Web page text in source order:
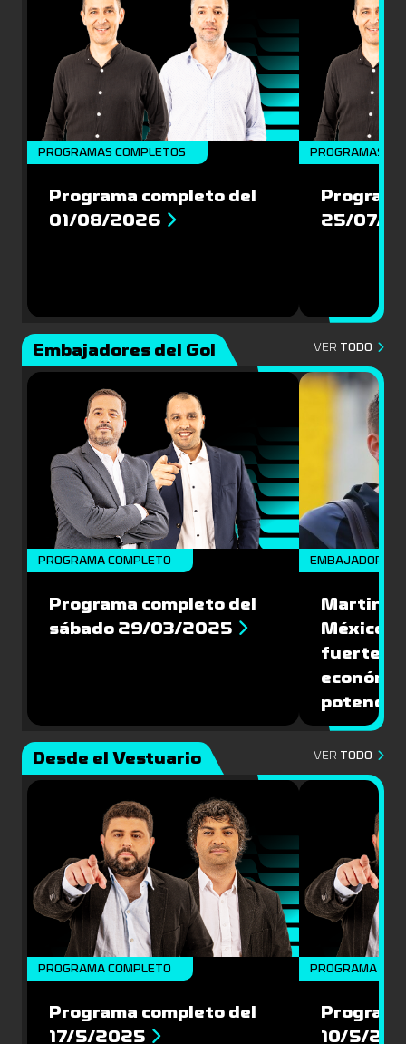
PROGRAMAS COMPLETOS
Programa completo del
01/08/2026
PROGRAMAS
25/07/
Embajadores del Gol VER TODO
PROGRAMA COMPLETO
Programa completo del
sábado 29/03/2025
EMBAJADORES
Martin
México:
fuerte
Desde el Vestuario VER TODO
PROGRAMA COMPLETO
Programa completo del
17/5/2025
PROGRAMA
10/5/